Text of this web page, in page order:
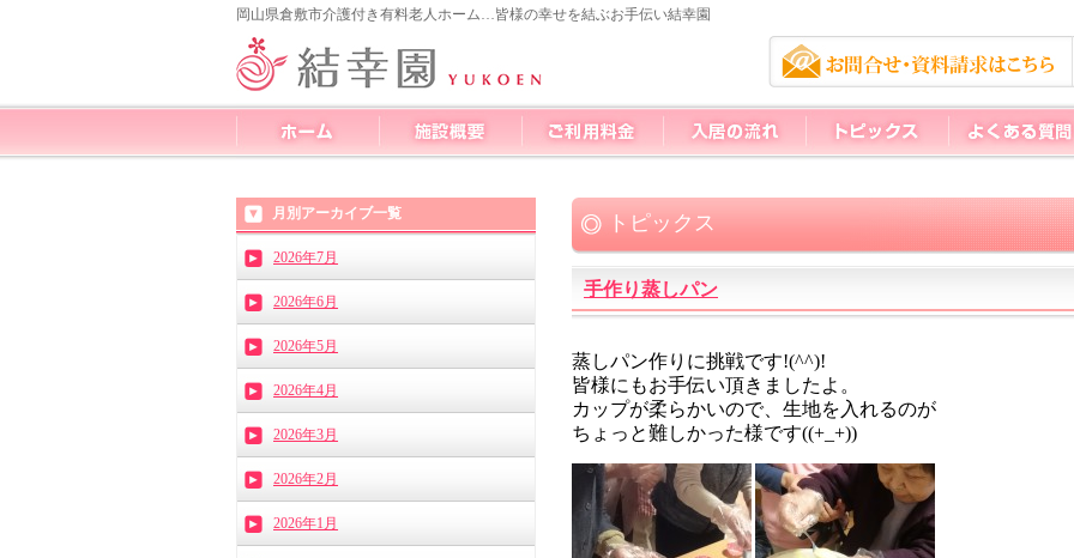
岡山県倉敷市介護付き有料老人ホーム…皆様の幸せを結ぶお手伝い結幸園
トピックス
手作り蒸しパン
蒸しパン作りに挑戦です!(^^)!
皆様にもお手伝い頂きましたよ。
カップが柔らかいので、生地を入れるのが
ちょっと難しかった様です((+_+))
月別アーカイブ一覧
2026年7月
2026年6月
2026年5月
2026年4月
2026年3月
2026年2月
2026年1月